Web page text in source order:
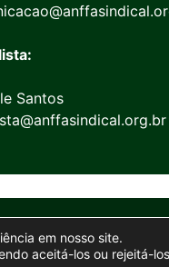
Santos
Site desenvolvido por
em nosso site.
aceitá-los ou rejeitá-